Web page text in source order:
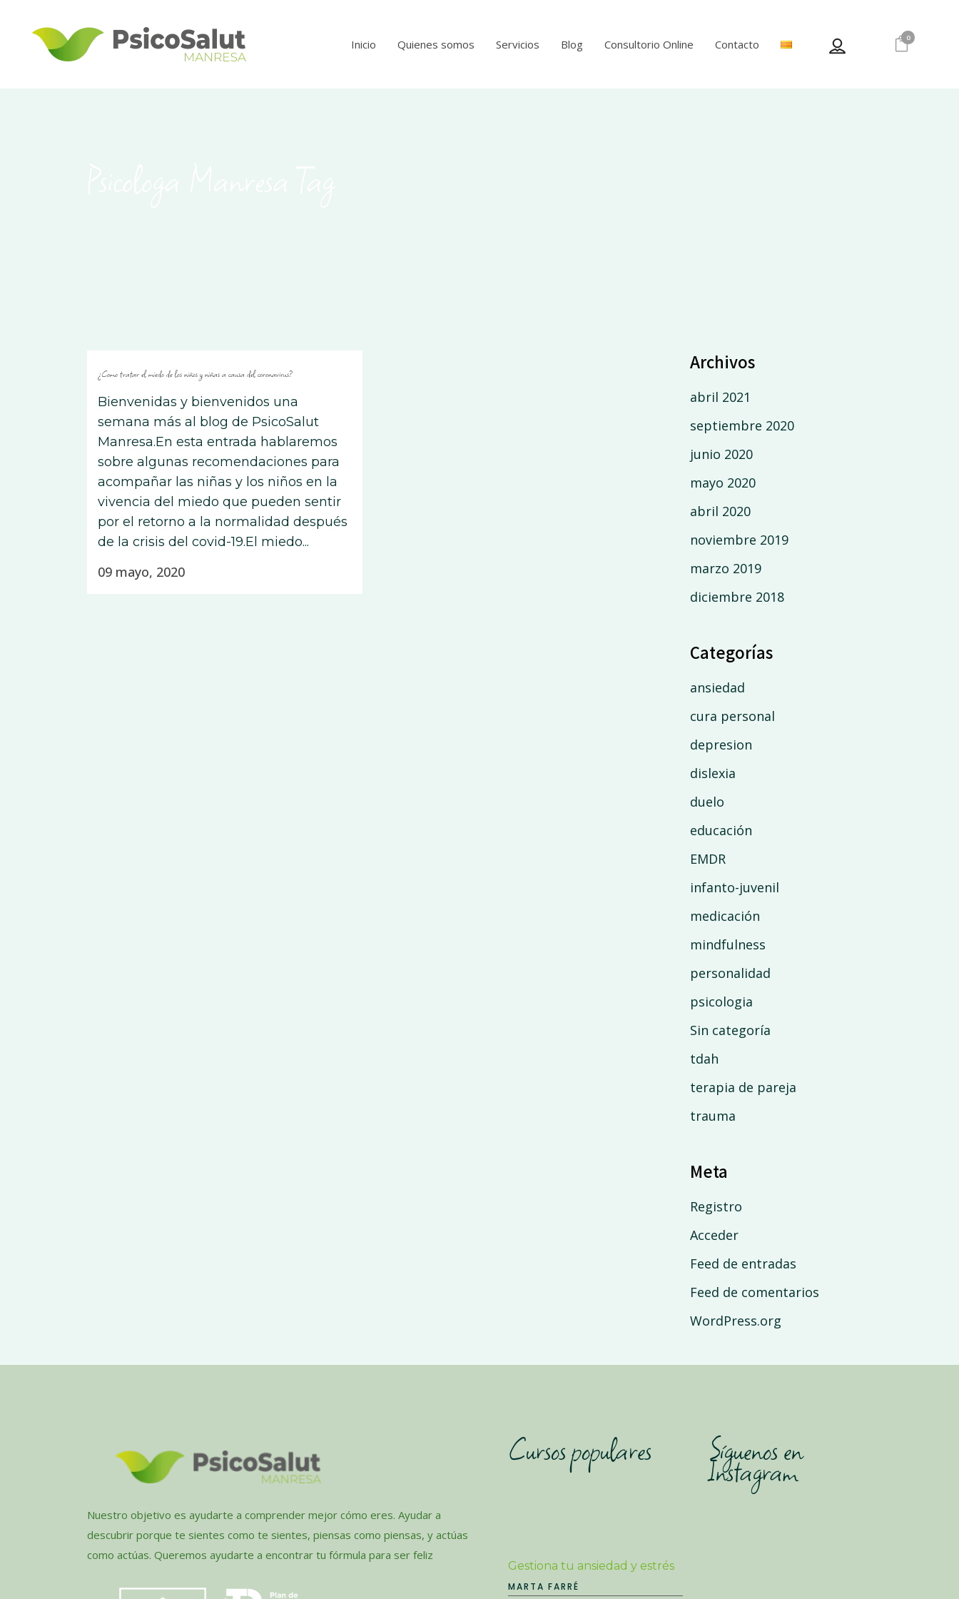
0
Inicio Quienes somos Servicios Blog Consultorio Online Contacto
¿Como tratar el miedo de los niños y niñas a causa del coronavirus?
Bienvenidas y bienvenidos una
semana más al blog de PsicoSalut
Manresa.En esta entrada hablaremos
sobre algunas recomendaciones para
acompañar las niñas y los niños en la
vivencia del miedo que pueden sentir
por el retorno a la normalidad después
de la crisis del covid-19.El miedo...
09 mayo, 2020
Archivos
abril 2021
septiembre 2020
junio 2020
mayo 2020
abril 2020
noviembre 2019
marzo 2019
diciembre 2018
Categorías
ansiedad
cura personal
depresion
dislexia
duelo
educación
EMDR
infanto-juvenil
medicación
mindfulness
personalidad
psicologia
Sin categoría
tdah
terapia de pareja
trauma
Meta
Registro
Acceder
Feed de entradas
Feed de comentarios
WordPress.org
Nuestro objetivo es ayudarte a comprender mejor cómo eres. Ayudar a
descubrir porque te sientes como te sientes, piensas como piensas, y actúas
como actúas. Queremos ayudarte a encontrar tu fórmula para ser feliz
Cursos populares
Gestiona tu ansiedad y estrés
MARTA FARRÉ
Síguenos en
Instagram